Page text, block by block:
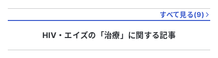
すべて見る(9)
HIV・エイズの「治療 」に関する記事